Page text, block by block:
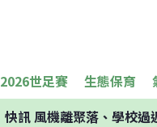
2026世足賽 生態保育
快訊風機離聚落、學校過